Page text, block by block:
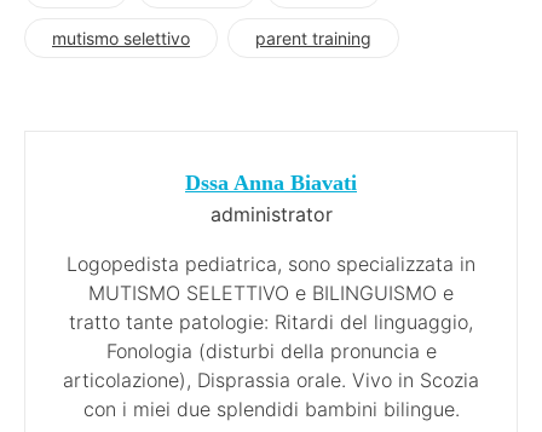
mutismo selettivo parent training
Dssa Anna Biavati
administrator
Logopedista pediatrica, sono specializzata in
MUTISMO SELETTIVO e BILINGUISMO e
tratto tante patologie: Ritardi del linguaggio,
Fonologia (disturbi della pronuncia e
articolazione), Disprassia orale. Vivo in Scozia
con i miei due splendidi bambini bilingue.